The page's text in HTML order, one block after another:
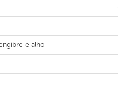
e alho